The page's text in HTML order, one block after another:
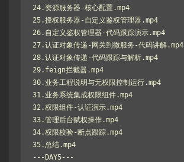
24.资源服务器-核心配置.mp4
25.授权服务器-自定义鉴权管理器.mp4
26.自定义鉴权管理器-代码跟踪演示.mp4
27.认证对象传递-网关到微服务-代码讲解.mp4
28.认证对象传递-代码跟踪与解析.mp4
29.feign拦截器.mp4
30.业务工程说明与无权限控制运行.mp4
31.业务系统集成权限组件.mp4
32.权限组件-认证演示.mp4
33.管理后台赋权操作.mp4
34.权限校验-断点跟踪.mp4
35.总结.mp4
---DAY5---